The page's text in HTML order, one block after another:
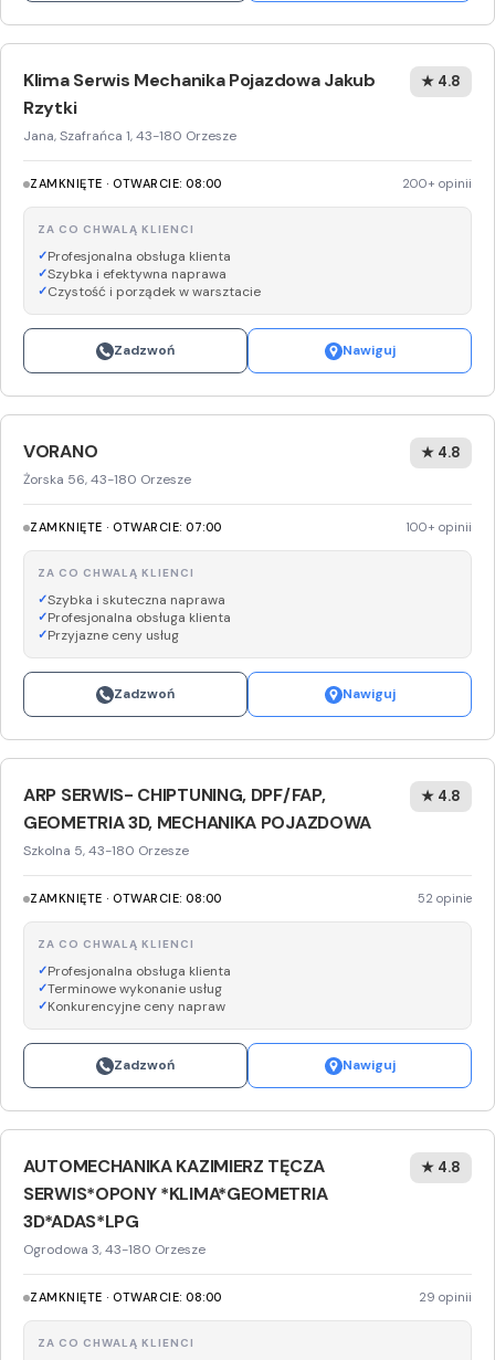
Klima Serwis Mechanika Pojazdowa Jakub
Rzytki
Jana, Szafrańca 1, 43-180 Orzesze
★ 4.8
ZAMKNIĘTE · OTWARCIE: 08:00 200+ opinii
ZA CO CHWALĄ KLIENCI
Profesjonalna obsługa klienta
Szybka i efektywna naprawa
Czystość i porządek w warsztacie
Zadzwoń Nawiguj
VORANO
Żorska 56, 43-180 Orzesze
★ 4.8
ZAMKNIĘTE · OTWARCIE: 07:00 100+ opinii
ZA CO CHWALĄ KLIENCI
Szybka i skuteczna naprawa
Profesjonalna obsługa klienta
Przyjazne ceny usług
Zadzwoń Nawiguj
ARP SERWIS- CHIPTUNING, DPF/FAP,
GEOMETRIA 3D, MECHANIKA POJAZDOWA
Szkolna 5, 43-180 Orzesze
★ 4.8
ZAMKNIĘTE · OTWARCIE: 08:00 52 opinie
ZA CO CHWALĄ KLIENCI
Profesjonalna obsługa klienta
Terminowe wykonanie usług
Konkurencyjne ceny napraw
Zadzwoń Nawiguj
️AUTOMECHANIKA KAZIMIERZ TĘCZA ️
SERWIS*OPONY *KLIMA*GEOMETRIA
3D*ADAS*LPG
Ogrodowa 3, 43-180 Orzesze
★ 4.8
ZAMKNIĘTE · OTWARCIE: 08:00 29 opinii
ZA CO CHWALĄ KLIENCI